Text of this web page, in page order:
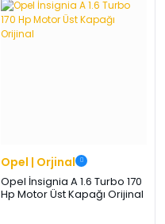
Opel | Orjinal
Opel İnsignia A 1.6 Turbo 170
Hp Motor Üst Kapağı Orijinal